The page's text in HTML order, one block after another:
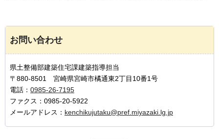
お問い合わせ
県土整備部建築住宅課建築指導担当
〒880-8501 宮崎県宮崎市橘通東2丁目10番1号
電話： 0985-26-7195
ファクス：0985-20-5922
メールアドレス： kenchikujutaku@pref.miyazaki.lg.jp